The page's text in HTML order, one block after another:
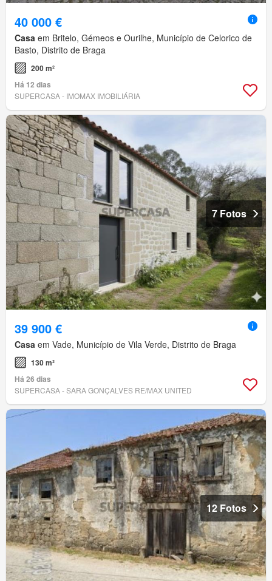
40 000 €
Casa em Britelo, Gémeos e Ourilhe, Município de Celorico de
Basto, Distrito de Braga
200 m²
Há 12 dias
SUPERCASA - IMOMAX IMOBILIÁRIA
7 Fotos
39 900 €
Casa em Vade, Município de Vila Verde, Distrito de Braga
130 m²
Há 26 dias
SUPERCASA - SARA GONÇALVES RE/MAX UNITED
12 Fotos